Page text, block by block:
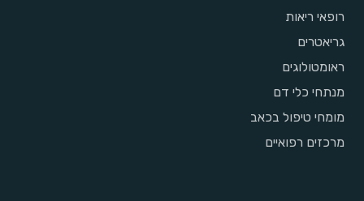
רופאי ריאות
גריאטרים
ראומטולוגים
מנתחי כלי דם
מומחי טיפול בכאב
מרכזים רפואיים